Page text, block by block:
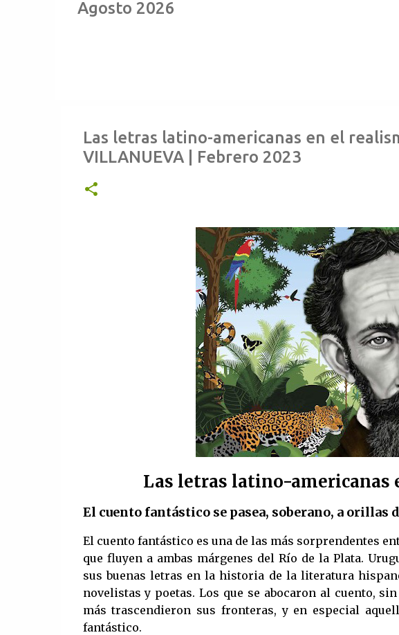
Agosto 2026
Las letras latino-americanas en el
VILLANUEVA | Febrero 2023
Las letras latino-americanas
El cuento fantástico se pasea, soberano, a orillas
El cuento fantástico es una de las más sorprendentes
que fluyen a ambas márgenes del Río de la Plata.
sus buenas letras en la historia de la literatura
novelistas y poetas. Los que se abocaron al cuento,
más trascendieron sus fronteras, y en especial
fantástico.